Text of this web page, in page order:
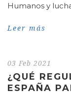
Humanos y
Leer más
03 Feb 2021
¿QUÉ
ESPAÑA